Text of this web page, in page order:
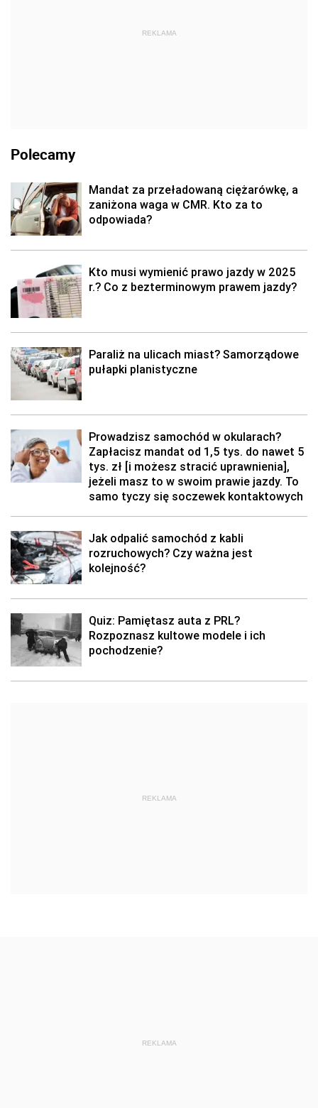
REKLAMA
Polecamy
Mandat za przeładowaną ciężarówkę, a
zaniżona waga w CMR. Kto za to
odpowiada?
Kto musi wymienić prawo jazdy w 2025
r.? Co z bezterminowym prawem jazdy?
Paraliż na ulicach miast? Samorządowe
pułapki planistyczne
Prowadzisz samochód w okularach?
Zapłacisz mandat od 1,5 tys. do nawet 5
tys. zł [i możesz stracić uprawnienia],
jeżeli masz to w swoim prawie jazdy. To
samo tyczy się soczewek kontaktowych
Jak odpalić samochód z kabli
rozruchowych? Czy ważna jest
kolejność?
Quiz: Pamiętasz auta z PRL?
Rozpoznasz kultowe modele i ich
pochodzenie?
REKLAMA
REKLAMA